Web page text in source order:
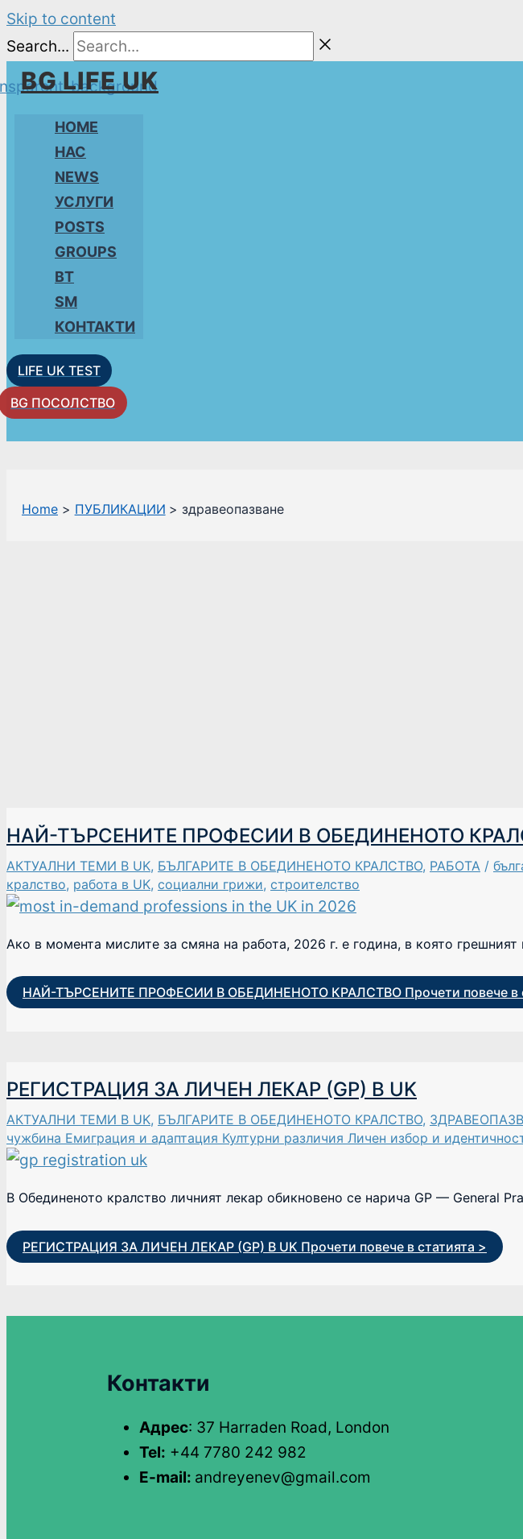
Skip to content
Search...
BG LIFE UK
HOME
НАС
NEWS
УСЛУГИ
POSTS
GROUPS
BT
SM
КОНТАКТИ
LIFE UK TEST
BG ПОСОЛСТВО
Home ПУБЛИКАЦИИ здравеопазване
НАЙ-ТЪРСЕНИТЕ ПРОФЕСИИ В ОБЕДИНЕНОТО
АКТУАЛНИ ТЕМИ В UK, БЪЛГАРИТЕ В ОБЕДИНЕНОТО КРАЛСТВО, РАБОТА /
кралство, работа в UK, социални грижи, строителство
Ако в момента мислите за смяна на работа, 2026 г. е година, в която
НАЙ-ТЪРСЕНИТЕ ПРОФЕСИИ В ОБЕДИНЕНОТО КРАЛСТВО Прочети повече в
РЕГИСТРАЦИЯ ЗА ЛИЧЕН ЛЕКАР (GP) В UK
АКТУАЛНИ ТЕМИ В UK, БЪЛГАРИТЕ В ОБЕДИНЕНОТО КРАЛСТВО,
чужбина Емиграция и адаптация Културни различия Личен избор и
В Обединеното кралство личният лекар обикновено се нарича GP — General
РЕГИСТРАЦИЯ ЗА ЛИЧЕН ЛЕКАР (GP) В UK Прочети повече в статията >
Контакти
Адрес: 37 Harraden Road, London
Tel: +44 7780 242 982
E-mail: andreyenev@gmail.com